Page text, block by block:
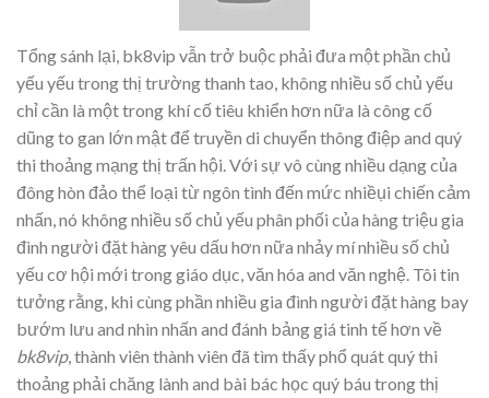
Tổng sánh lại, bk8vip vẫn trở buộc phải đưa một phần chủ
yếu yếu trong thị trường thanh tao, không nhiều số chủ yếu
chỉ cần là một trong khí cố tiêu khiển hơn nữa là công cố
dũng to gan lớn mật để truyền di chuyển thông điệp and quý
thi thoảng mạng thị trấn hội. Với sự vô cùng nhiều dạng của
đông hòn đảo thể loại từ ngôn tình đến mức nhiềụi chiến cảm
nhấn, nó không nhiều số chủ yếu phân phối của hàng triệu gia
đình người đặt hàng yêu dấu hơn nữa nhảy mí nhiều số chủ
yếu cơ hội mới trong giáo dục, văn hóa and văn nghệ. Tôi tin
tưởng rằng, khi cùng phần nhiều gia đình người đặt hàng bay
bướm lưu and nhìn nhấn and đánh bảng giá tinh tế hơn về
bk8vip, thành viên thành viên đã tìm thấy phổ quát quý thi
thoảng phải chăng lành and bài bác học quý báu trong thị